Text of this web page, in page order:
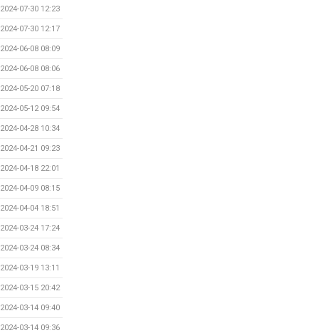
2024-07-30 12:23
2024-07-30 12:17
2024-06-08 08:09
2024-06-08 08:06
2024-05-20 07:18
2024-05-12 09:54
2024-04-28 10:34
2024-04-21 09:23
2024-04-18 22:01
2024-04-09 08:15
2024-04-04 18:51
2024-03-24 17:24
2024-03-24 08:34
2024-03-19 13:11
2024-03-15 20:42
2024-03-14 09:40
2024-03-14 09:36